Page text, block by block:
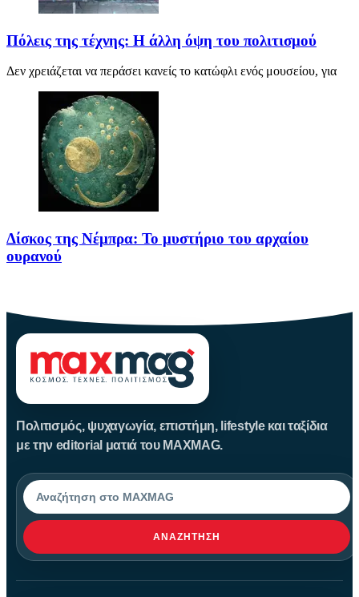
Πόλεις της τέχνης: Η άλλη όψη του πολιτισμού
Δεν χρειάζεται να περάσει κανείς το κατώφλι ενός μουσείου, για
Δίσκος της Νέμπρα: Το μυστήριο του αρχαίου
ουρανού
Πολιτισμός, ψυχαγωγία, επιστήμη, lifestyle και ταξίδια
με την editorial ματιά του MAXMAG.
Αναζήτηση
ΑΝΑΖΉΤΗΣΗ